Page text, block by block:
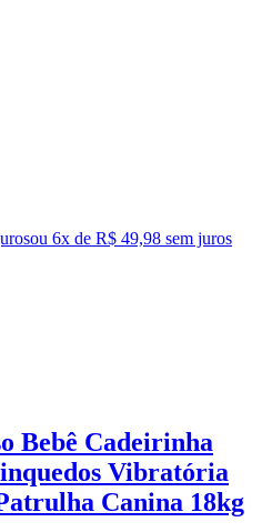
ou 6x de R$ 49,98 sem juros
Bebê Cadeirinha
Vibratória
Canina 18kg